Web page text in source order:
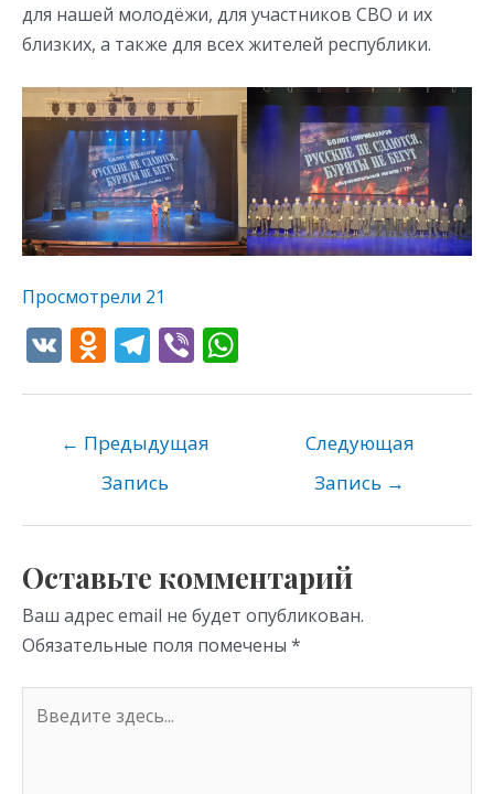
для нашей молодёжи, для участников СВО и их
близких, а также для всех жителей республики.
Просмотрели 21
V O
o
kl
as
ni
ki
T
gr
a
m
Vi
p
← Предыдущая
Запись
Следующая
Запись →
Оставьте комментарий
Ваш адрес email не будет опубликован.
Обязательные поля помечены *
здесь...